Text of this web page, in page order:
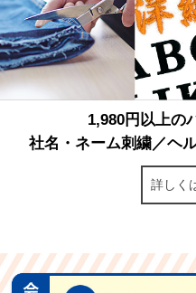
1,980円以上の
社名・ネーム刺繍／ヘ
詳しく